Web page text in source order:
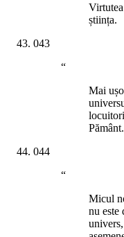
știința.
043
“
Mai
Pământ.
044
“
Micul
nu este